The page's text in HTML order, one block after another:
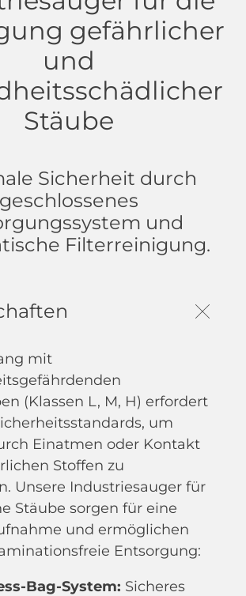
gefährlicher
und
Stäube
Sicherheit durch
geschlossenes
und
Filterreinigung.
mit
(Klassen L, M, H) erfordert
um
Einatmen oder Kontakt
Stoffen zu
Unsere Industriesauger für
Stäube sorgen für eine
und ermöglichen
Entsorgung:
Bag-System: Sicheres